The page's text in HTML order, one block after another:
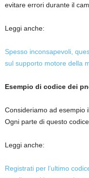
evitare errori durante il
Leggi anche:
Spesso inconsapevoli,
sul supporto motore della
Esempio di codice dei
Consideriamo ad esempio
Ogni parte di questo
Leggi anche:
Registrati per l’ultimo